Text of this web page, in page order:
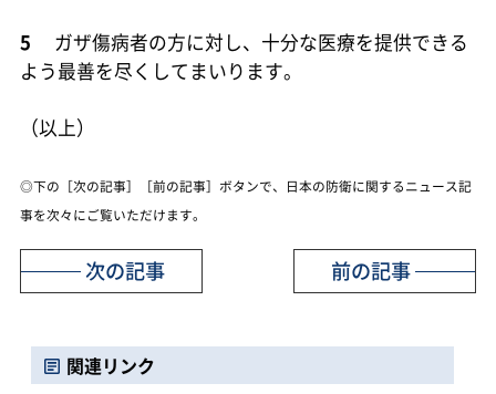
5
ガザ傷病者の方に対し、十分な医療を提供できる
よう最善を尽くしてまいります。
（以上）
◎下の［次の記事］［前の記事］ボタンで、日本の防衛に関するニュース記
事を次々にご覧いただけます。
前の記事
次の記事
関連リンク